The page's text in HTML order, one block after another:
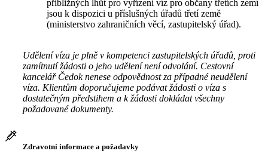
přibližných lhůt pro vyřízení víz pro občany třetích zemí
jsou k dispozici u příslušných úřadů třetí země
(ministerstvo zahraničních věcí, zastupitelský úřad).
Udělení víza je plně v kompetenci zastupitelských úřadů, proti
zamítnutí žádosti o jeho udělení není odvolání. Cestovní
kancelář Čedok nenese odpovědnost za případné neudělení
víza. Klientům doporučujeme podávat žádosti o víza s
dostatečným předstihem a k žádosti dokládat všechny
požadované dokumenty.
Zdravotní informace a požadavky